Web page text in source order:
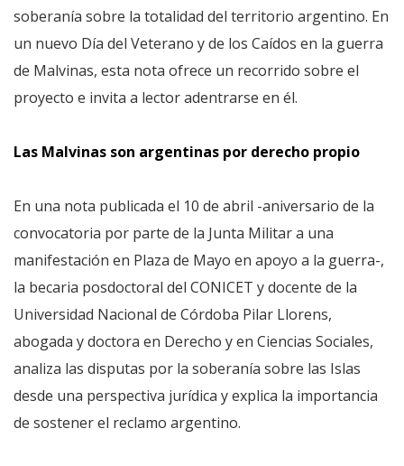
soberanía sobre la totalidad del territorio argentino. En
un nuevo Día del Veterano y de los Caídos en la guerra
de Malvinas, esta nota ofrece un recorrido sobre el
proyecto e invita a lector adentrarse en él.
Las Malvinas son argentinas por derecho propio
En una nota publicada el 10 de abril -aniversario de la
convocatoria por parte de la Junta Militar a una
manifestación en Plaza de Mayo en apoyo a la guerra-,
la becaria posdoctoral del CONICET y docente de la
Universidad Nacional de Córdoba Pilar Llorens,
abogada y doctora en Derecho y en Ciencias Sociales,
analiza las disputas por la soberanía sobre las Islas
desde una perspectiva jurídica y explica la importancia
de sostener el reclamo argentino.